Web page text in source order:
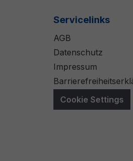
Servicelinks
AGB
Datenschutz
Impressum
Cookie Settings